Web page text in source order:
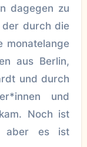
dagegen zu
der durch die
monatelange
aus Berlin,
und durch
und
Noch ist
aber es ist